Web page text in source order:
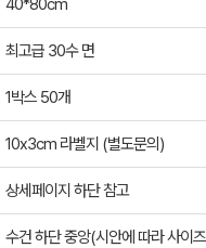
40*80cm
최고급 30수 면
1박스 50개
10x3cm 라벨지 (별도문의)
상세페이지 하단 참고
수건 하단 중앙(시안에 따라 사이